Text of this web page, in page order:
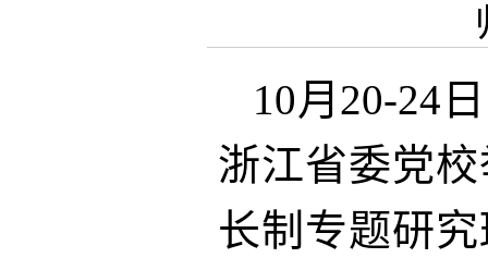
10月20-24
浙江省委党
长制专题研